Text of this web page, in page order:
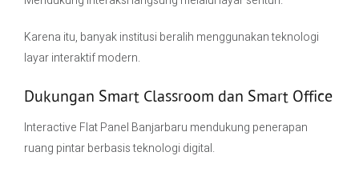
Karena itu, banyak institusi beralih menggunakan teknologi
layar interaktif modern.
Dukungan Smart Classroom dan Smart Office
Interactive Flat Panel Banjarbaru mendukung penerapan
ruang pintar berbasis teknologi digital.